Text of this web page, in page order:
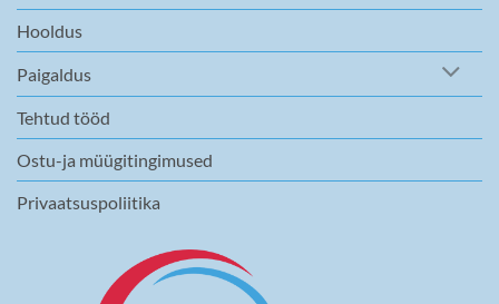
Hooldus
Paigaldus
Tehtud tööd
Ostu-ja müügitingimused
Privaatsuspoliitika